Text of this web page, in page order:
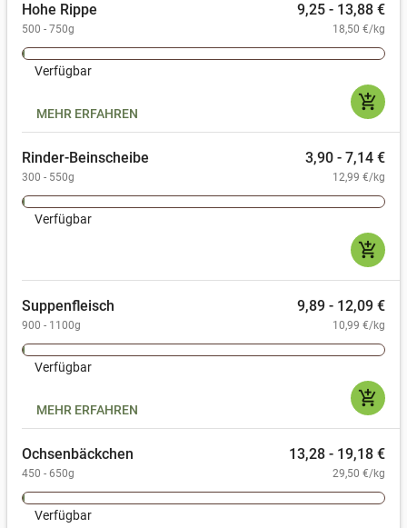
Hohe Rippe 9,25 - 13,88 €
500 - 750g 18,50 €/kg
Verfügbar
add_shopping_cart
MEHR ERFAHREN
Rinder-Beinscheibe 3,90 - 7,14 €
300 - 550g 12,99 €/kg
Verfügbar
add_shopping_cart
Suppenfleisch 9,89 - 12,09 €
900 - 1100g 10,99 €/kg
Verfügbar
add_shopping_cart
MEHR ERFAHREN
Ochsenbäckchen 13,28 - 19,18 €
450 - 650g 29,50 €/kg
Verfügbar